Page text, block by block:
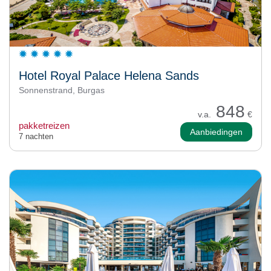
Hotel Royal Palace Helena Sands
Sonnenstrand, Burgas
v.a. 848 €
pakketreizen
7 nachten Aanbiedingen